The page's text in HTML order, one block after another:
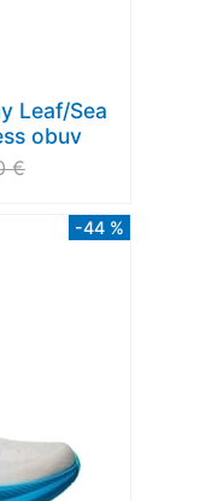
Leaf/Sea
obuv
€
-44 %